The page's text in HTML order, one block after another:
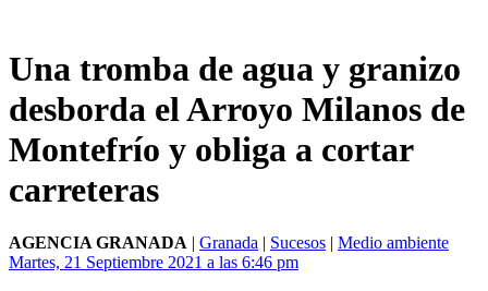
Una tromba de agua y granizo
desborda el Arroyo Milanos de
Montefrío y obliga a cortar
carreteras
AGENCIA GRANADA | Granada | Sucesos | Medio ambiente
Martes, 21 Septiembre 2021 a las 6:46 pm